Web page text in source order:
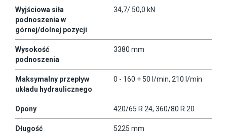
Wyjściowa siła
podnoszenia w
górnej/dolnej pozycji
34,7/ 50,0 kN
Wysokość
podnoszenia
3380 mm
Maksymalny przepływ
układu hydraulicznego
0 - 160 + 50 l/min, 210 l/min
Opony 420/65 R 24, 360/80 R 20
Długość 5225 mm